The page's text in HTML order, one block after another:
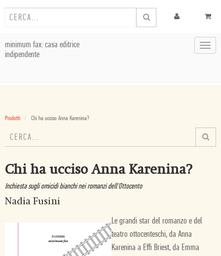
minimum fax: casa editrice
indipendente
Prodotti Chi ha ucciso Anna Karenina?
Chi ha ucciso Anna Karenina?
Inchiesta sugli omicidi bianchi nei romanzi dell'Ottocento
Nadia Fusini
Le grandi star del romanzo e del
teatro ottocenteschi, da Anna
Karenina a Effi Briest, da Emma